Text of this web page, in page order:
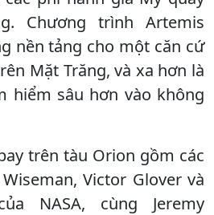
Chương trình Artemis
nền tảng cho một căn cứ
Mặt Trăng, và xa hơn là
hiểm sâu hơn vào không
trên tàu Orion gồm các
Victor Glover và
NASA, cùng Jeremy